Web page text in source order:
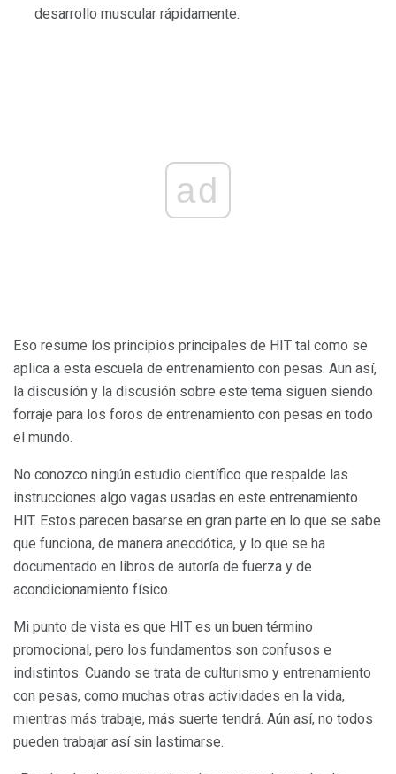
desarrollo muscular rápidamente.
ad
Eso resume los principios principales de HIT tal como se
aplica a esta escuela de entrenamiento con pesas. Aun así,
la discusión y la discusión sobre este tema siguen siendo
forraje para los foros de entrenamiento con pesas en todo
el mundo.
No conozco ningún estudio científico que respalde las
instrucciones algo vagas usadas en este entrenamiento
HIT. Estos parecen basarse en gran parte en lo que se sabe
que funciona, de manera anecdótica, y lo que se ha
documentado en libros de autoría de fuerza y ​​de
acondicionamiento físico.
Mi punto de vista es que HIT es un buen término
promocional, pero los fundamentos son confusos e
indistintos. Cuando se trata de culturismo y entrenamiento
con pesas, como muchas otras actividades en la vida,
mientras más trabaje, más suerte tendrá. Aún así, no todos
pueden trabajar así sin lastimarse.